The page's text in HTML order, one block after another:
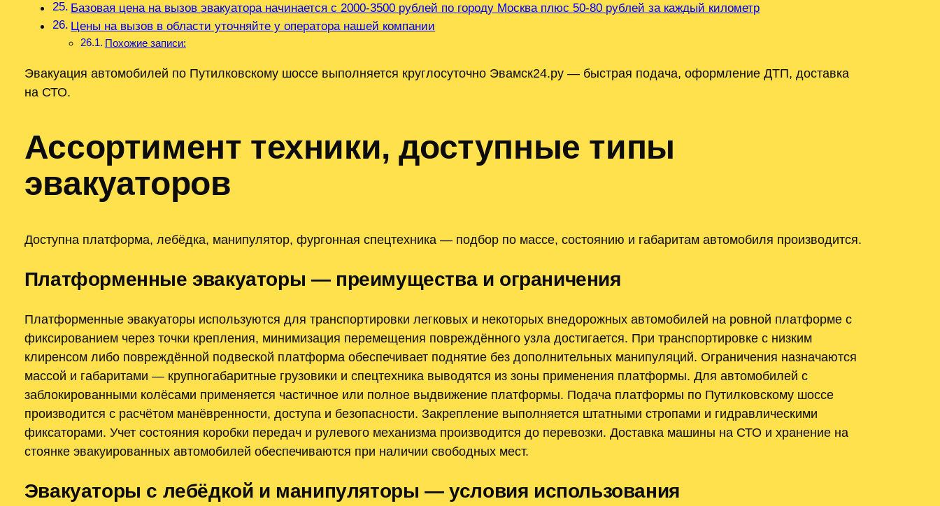
Базовая цена на вызов эвакуатора начинается с 2000-3500 рублей по городу Москва плюс 50-80 рублей за каждый километр
Цены на вызов в области уточняйте у оператора нашей компании
Похожие записи:
Эвакуация автомобилей по Путилковскому шоссе выполняется круглосуточно Эвамск24.ру — быстрая подача, оформление ДТП, доставка
на СТО.
Ассортимент техники, доступные типы
эвакуаторов
Доступна платформа, лебёдка, манипулятор, фургонная спецтехника — подбор по массе, состоянию и габаритам автомобиля производится.
Платформенные эвакуаторы — преимущества и ограничения
Платформенные эвакуаторы используются для транспортировки легковых и некоторых внедорожных автомобилей на ровной платформе с
фиксированием через точки крепления, минимизация перемещения повреждённого узла достигается. При транспортировке с низким
клиренсом либо повреждённой подвеской платформа обеспечивает поднятие без дополнительных манипуляций. Ограничения назначаются
массой и габаритами — крупногабаритные грузовики и спецтехника выводятся из зоны применения платформы. Для автомобилей с
заблокированными колёсами применяется частичное или полное выдвижение платформы. Подача платформы по Путилковскому шоссе
производится с расчётом манёвренности, доступа и безопасности. Закрепление выполняется штатными стропами и гидравлическими
фиксаторами. Учет состояния коробки передач и рулевого механизма производится до перевозки. Доставка машины на СТО и хранение на
стоянке эвакуированных автомобилей обеспечиваются при наличии свободных мест.
Эвакуаторы с лебёдкой и манипуляторы — условия использования